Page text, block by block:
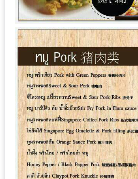
เข้า
ชม
มาก
ที่สุด
ประจำ
ปี
2557
กิจกรรม
ชิง
รางวัล
กับ
สมาชิก